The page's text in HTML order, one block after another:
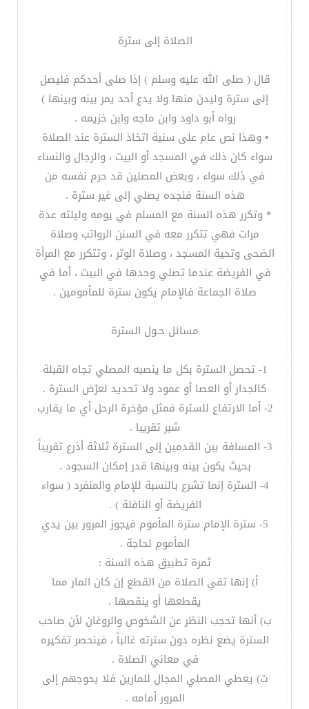
الصلاة إلى سترة
قال ( صلى الله عليه وسلم ) إذا صلى أحدكم فليصل
إلى سترة وليدن منها ولا يدع أحد يمر بينه وبينها )
رواه أبو داود وابن ماجه وابن خزيمه .
• وهذا نص عام على سنية اتخاذ السترة عند الصلاة
سواء كان ذلك في المسجد أو البيت ، والرجال والنساء
في ذلك سواء ، وبعض المصلين قد حرم نفسه من
هذه السنة فنجده يصلي إلى غير سترة .
* وتكرر هذه السنة مع المسلم في يومه وليلته عدة
مرات فهي تتكرر معه في السنن الرواتب وصلاة
الضحى وتحية المسجد ، وصلاة الوتر ، وتتكرر مع المرأة
في الفريضة عندما تصلي وحدها في البيت ، أما في
صلاة الجماعة فالإمام يكون سترة للمأمومين .
مسائل حـول السترة
1- تحصل السترة بكل ما ينصبه المصلي تجاه القبلة
كالجدار أو العصا أو عمود ولا تحديد لعرْض السترة .
2- أما الارتفاع للسترة فمثل مؤخرة الرحل أي ما يقارب
شبر تقريبا .
3- المسافة بين القدمين إلى السترة ثلاثة أذرع تقريباً
بحيث يكون بينه وبينها قدر إمكان السجود .
4- السترة إنما تشرع بالنسبة للإمام والمنفرد ( سواء
الفريضة أو النافلة ) .
5- سترة الإمام سترة المأموم فيجوز المرور بين يدي
المأموم لحاجة .
ثمرة تطبيق هذه السنة :
أ‌) إنها تقي الصلاة من القطع إن كان المار مما
يقطعها أو ينقصها .
ب‌) أنها تحجب النظر عن الشخوص والروغان لأن صاحب
السترة يضع نظره دون سترته غالباً ، فينحصر تفكيره
في معاني الصلاة .
ت‌) يعطي المصلي المجال للمارين فلا يحوجهم إلى
المرور أمامه .